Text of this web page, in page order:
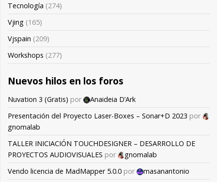
Tecnología (274)
Vjing (165)
Vjspain (209)
Workshops (277)
Nuevos hilos en los foros
Nuvation 3 (Gratis) por
Anaideia D’Ark
Presentación del Proyecto Laser-Boxes – Sonar+D 2023 por
gnomalab
TALLER INICIACIÓN TOUCHDESIGNER – DESARROLLO DE
PROYECTOS AUDIOVISUALES por
gnomalab
Vendo licencia de MadMapper 5.0.0 por
masanantonio